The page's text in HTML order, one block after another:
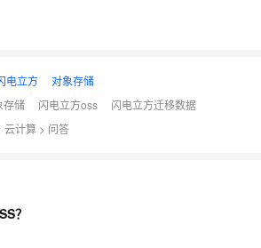
电立方
对象存储
存储 闪电立方oss
闪电立方迁移数据
云计算 > 问答
？